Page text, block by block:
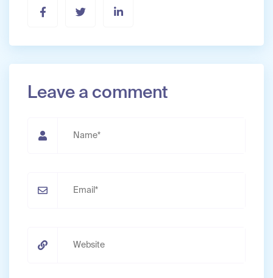
Leave a comment